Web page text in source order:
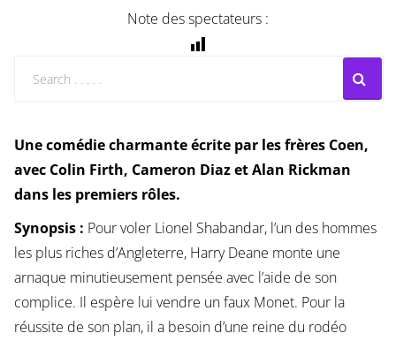
Note des spectateurs :
Une comédie charmante écrite par les frères Coen,
avec Colin Firth, Cameron Diaz et Alan Rickman
dans les premiers rôles.
Synopsis : Pour voler Lionel Shabandar, l’un des hommes
les plus riches d’Angleterre, Harry Deane monte une
arnaque minutieusement pensée avec l’aide de son
complice. Il espère lui vendre un faux Monet. Pour la
réussite de son plan, il a besoin d’une reine du rodéo